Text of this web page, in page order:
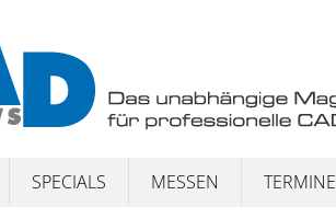
SPECIALS MESSEN TERMINE